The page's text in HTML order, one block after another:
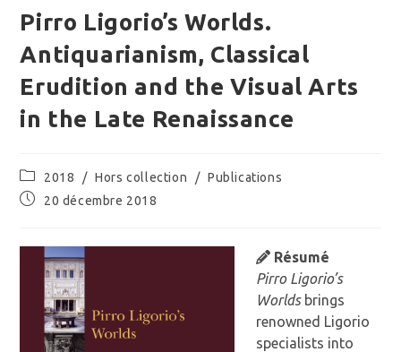
Pirro Ligorio’s Worlds.
Antiquarianism, Classical
Erudition and the Visual Arts
in the Late Renaissance
Post
category:
2018 / Hors collection / Publications
Publication
20 décembre 2018
Résumé
Pirro Ligorio’s
Worldsbrings
renowned Ligorio
specialists into